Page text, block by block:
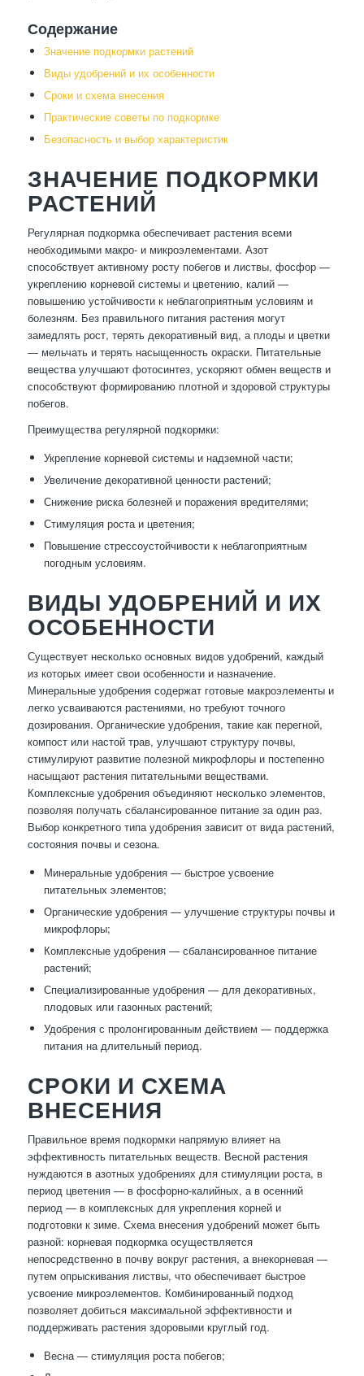
Содержание
Значение подкормки растений
Виды удобрений и их особенности
Сроки и схема внесения
Практические советы по подкормке
Безопасность и выбор характеристик
ЗНАЧЕНИЕ ПОДКОРМКИ
РАСТЕНИЙ
Регулярная подкормка обеспечивает растения всеми
необходимыми макро- и микроэлементами. Азот
способствует активному росту побегов и листвы, фосфор —
укреплению корневой системы и цветению, калий —
повышению устойчивости к неблагоприятным условиям и
болезням. Без правильного питания растения могут
замедлять рост, терять декоративный вид, а плоды и цветки
— мельчать и терять насыщенность окраски. Питательные
вещества улучшают фотосинтез, ускоряют обмен веществ и
способствуют формированию плотной и здоровой структуры
побегов.
Преимущества регулярной подкормки:
Укрепление корневой системы и надземной части;
Увеличение декоративной ценности растений;
Снижение риска болезней и поражения вредителями;
Стимуляция роста и цветения;
Повышение стрессоустойчивости к неблагоприятным
погодным условиям.
ВИДЫ УДОБРЕНИЙ И ИХ
ОСОБЕННОСТИ
Существует несколько основных видов удобрений, каждый
из которых имеет свои особенности и назначение.
Минеральные удобрения содержат готовые макроэлементы и
легко усваиваются растениями, но требуют точного
дозирования. Органические удобрения, такие как перегной,
компост или настой трав, улучшают структуру почвы,
стимулируют развитие полезной микрофлоры и постепенно
насыщают растения питательными веществами.
Комплексные удобрения объединяют несколько элементов,
позволяя получать сбалансированное питание за один раз.
Выбор конкретного типа удобрения зависит от вида растений,
состояния почвы и сезона.
Минеральные удобрения — быстрое усвоение
питательных элементов;
Органические удобрения — улучшение структуры почвы и
микрофлоры;
Комплексные удобрения — сбалансированное питание
растений;
Специализированные удобрения — для декоративных,
плодовых или газонных растений;
Удобрения с пролонгированным действием — поддержка
питания на длительный период.
СРОКИ И СХЕМА
ВНЕСЕНИЯ
Правильное время подкормки напрямую влияет на
эффективность питательных веществ. Весной растения
нуждаются в азотных удобрениях для стимуляции роста, в
период цветения — в фосфорно-калийных, а в осенний
период — в комплексных для укрепления корней и
подготовки к зиме. Схема внесения удобрений может быть
разной: корневая подкормка осуществляется
непосредственно в почву вокруг растения, а внекорневая —
путем опрыскивания листвы, что обеспечивает быстрое
усвоение микроэлементов. Комбинированный подход
позволяет добиться максимальной эффективности и
поддерживать растения здоровыми круглый год.
Весна — стимуляция роста побегов;